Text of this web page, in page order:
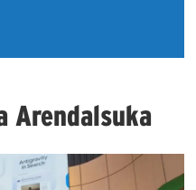
Arendalsuka